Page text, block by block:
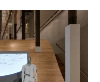
milhões de